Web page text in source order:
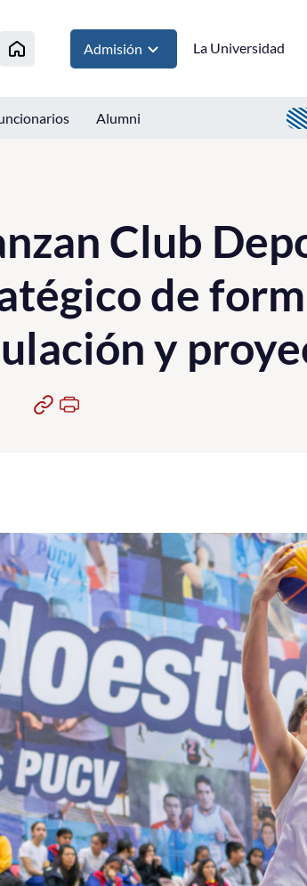
Admisión La Universidad
Alumni
Club
de
y